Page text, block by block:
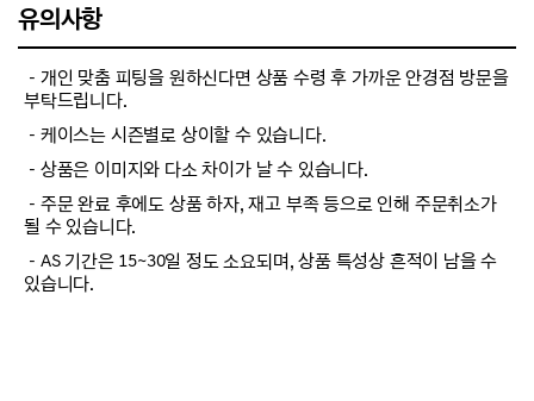
유의사항
－개인 맞춤 피팅을 원하신다면 상품 수령 후 가까운 안경점 방문을
부탁드립니다.
－케이스는 시즌별로 상이할 수 있습니다.
－상품은 이미지와 다소 차이가 날 수 있습니다.
－주문 완료 후에도 상품 하자, 재고 부족 등으로 인해 주문취소가
될 수 있습니다.
－AS 기간은 15~30일 정도 소요되며, 상품 특성상 흔적이 남을 수
있습니다.